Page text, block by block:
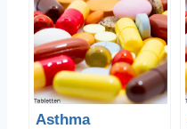
Asthma